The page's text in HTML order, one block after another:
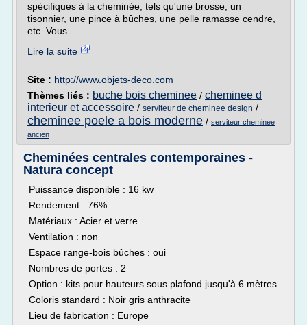
spécifiques à la cheminée, tels qu'une brosse, un
tisonnier, une pince à bûches, une pelle ramasse cendre,
etc. Vous...
Lire la suite
Site : http://www.objets-deco.com
Thèmes liés : buche bois cheminee / cheminee d
interieur et accessoire / serviteur de cheminee design /
cheminee poele a bois moderne / serviteur cheminee
ancien
Cheminées centrales contemporaines -
Natura concept
Puissance disponible : 16 kw
Rendement : 76%
Matériaux : Acier et verre
Ventilation : non
Espace range-bois bûches : oui
Nombres de portes : 2
Option : kits pour hauteurs sous plafond jusqu'à 6 mètres
Coloris standard : Noir gris anthracite
Lieu de fabrication : Europe